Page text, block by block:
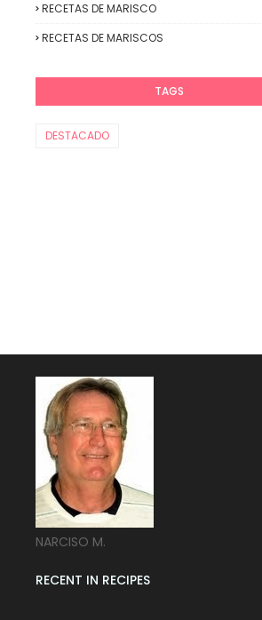
RECETAS DE MARISCO
RECETAS DE MARISCOS
TAGS
DESTACADO
NARCISO M.
RECENT IN RECIPES